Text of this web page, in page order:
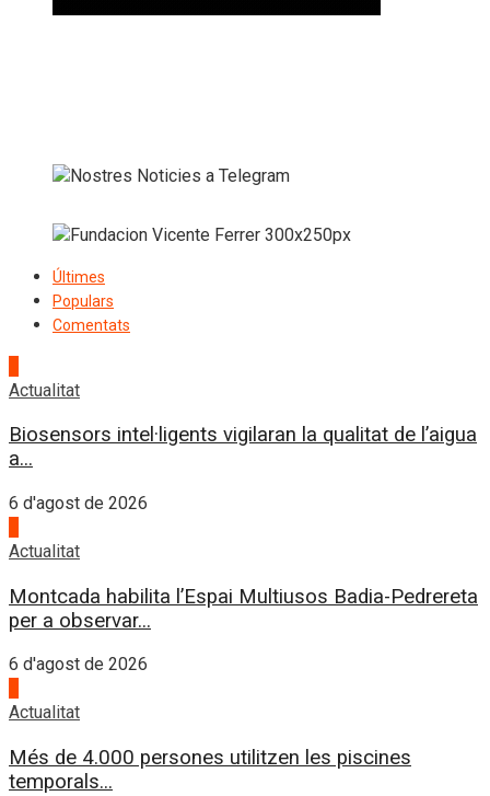
Últimes
Populars
Comentats
Actualitat
Biosensors intel·ligents vigilaran la qualitat de l’aigua
a...
6 d'agost de 2026
Actualitat
Montcada habilita l’Espai Multiusos Badia-Pedrereta
per a observar...
6 d'agost de 2026
Actualitat
Més de 4.000 persones utilitzen les piscines
temporals...